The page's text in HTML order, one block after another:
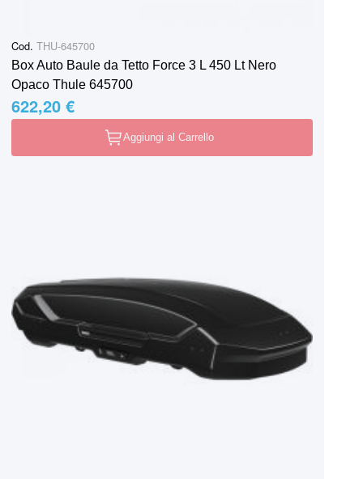
Cod. THU-645700
Box Auto Baule da Tetto Force 3 L 450 Lt Nero
Opaco Thule 645700
622,20 €
Aggiungi al Carrello